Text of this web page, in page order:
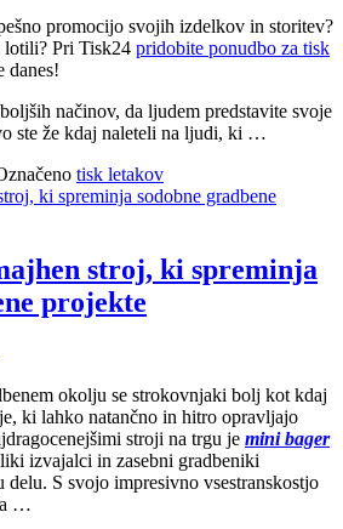
promocijo svojih izdelkov in storitev?
lotili? Pri Tisk24 pridobite ponudbo za tisk
danes!
načinov, da ljudem predstavite svoje
ste že kdaj naleteli na ljudi, ki …
tisk letakov
stroj, ki spreminja
projekte
okolju se strokovnjaki bolj kot kdaj
ki lahko natančno in hitro opravljajo
stroji na trgu je mini bager
izvajalci in zasebni gradbeniki
delu. S svojo impresivno vsestranskostjo
…